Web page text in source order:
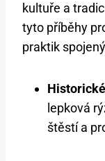
kultuře a
tyto příběhy
praktik
lepková
štěstí a